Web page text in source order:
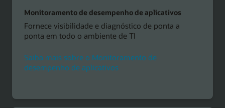
Monitoramento de desempenho de aplicativos
Fornece visibilidade e diagnóstico de ponta a
ponta em todo o ambiente de TI
Saiba mais sobre o Monitoramento de
desempenho de aplicativos